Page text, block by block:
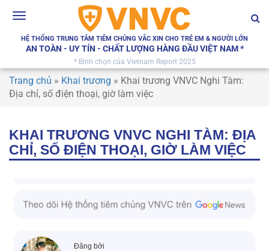
Toggle
HỆ THỐNG TRUNG TÂM TIÊM CHỦNG VẮC XIN CHO TRẺ EM & NGƯỜI LỚN
AN TOÀN - UY TÍN - CHẤT LƯỢNG HÀNG ĐẦU VIỆT NAM *
* Bình chọn của Vietnam Report 2025
Trang chủ » Khai trương » Khai trương VNVC Nghi Tàm:
Địa chỉ, số điện thoại, giờ làm việc
KHAI TRƯƠNG VNVC NGHI TÀM: ĐỊA
CHỈ, SỐ ĐIỆN THOẠI, GIỜ LÀM VIỆC
Đăng bởi